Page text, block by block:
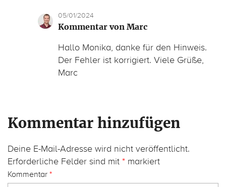
05/01/2024
Kommentar von Marc
Hallo Monika, danke für den Hinweis.
Der Fehler ist korrigiert. Viele Grüße,
Marc
Kommentar hinzufügen
Deine E-Mail-Adresse wird nicht veröffentlicht.
Erforderliche Felder sind mit * markiert
Kommentar *